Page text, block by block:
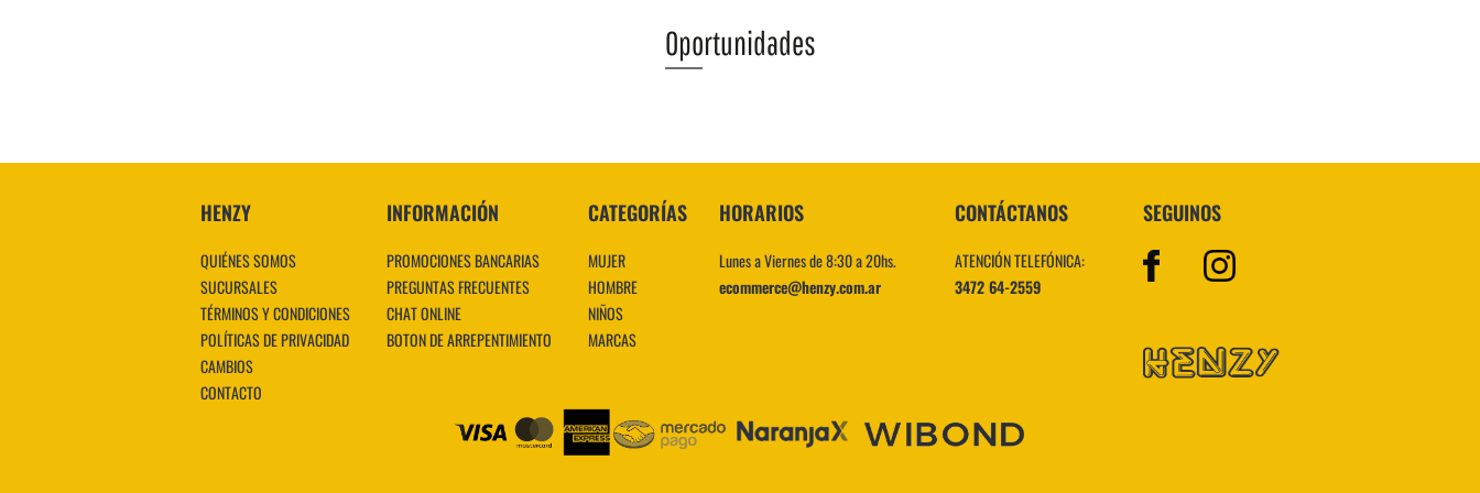
VER MÁS
Oportunidades
HENZY
QUIÉNES SOMOS
SUCURSALES
TÉRMINOS Y CONDICIONES
POLÍTICAS DE PRIVACIDAD
CAMBIOS
CONTACTO
INFORMACIÓN
PROMOCIONES BANCARIAS
PREGUNTAS FRECUENTES
CHAT ONLINE
BOTON DE ARREPENTIMIENTO
CATEGORÍAS
MUJER
HOMBRE
NIÑOS
MARCAS
HORARIOS
Lunes a Viernes de 8:30 a 20hs.
ecommerce@henzy.com.ar
CONTÁCTANOS
ATENCIÓN TELEFÓNICA:
3472 64-2559
SEGUINOS